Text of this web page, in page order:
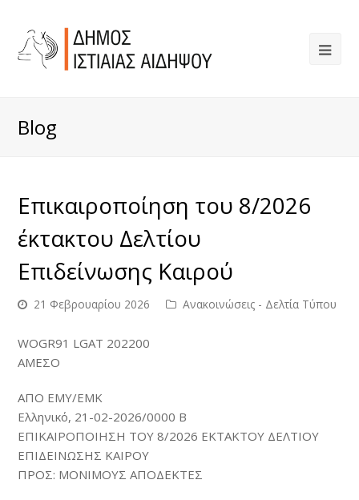
Blog
Επικαιροποίηση του 8/2026
έκτακτου Δελτίου
Επιδείνωσης Καιρού
21 Φεβρουαρίου 2026 Ανακοινώσεις - Δελτία Τύπου
WOGR91 LGAT 202200
ΑΜΕΣΟ
ΑΠΟ ΕΜΥ/ΕΜΚ
Ελληνικό, 21-02-2026/0000 B
ΕΠΙΚΑΙΡΟΠΟΙΗΣΗ ΤΟΥ 8/2026 ΕΚΤΑΚΤΟΥ ΔΕΛΤΙΟΥ
ΕΠΙΔΕΙΝΩΣΗΣ ΚΑΙΡΟΥ
ΠΡΟΣ: ΜΟΝΙΜΟΥΣ ΑΠΟΔΕΚΤΕΣ